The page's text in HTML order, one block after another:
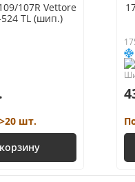
107R Vettore
TL (шип.)
шт.